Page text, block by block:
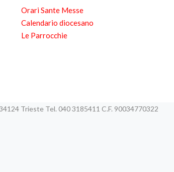
Orari Sante Messe
Calendario diocesano
Le Parrocchie
Trieste Tel. 040 3185411 C.F. 90034770322